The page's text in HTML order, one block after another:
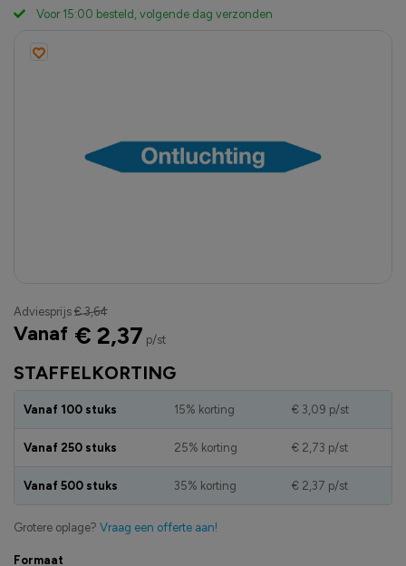
Formaat
STAFFELKORTING
Vanaf 100 stuks 15% korting € 3,09 p/st
Vanaf 250 stuks 25% korting € 2,73 p/st
Vanaf 500 stuks 35% korting € 2,37 p/st
Grotere oplage? Vraag een offerte aan!
Adviesprijs € 3,64
Vanaf € 2,37 p/st
Voor 15:00 besteld, volgende dag verzonden